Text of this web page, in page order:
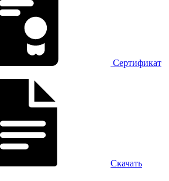
Сертификат
Скачать